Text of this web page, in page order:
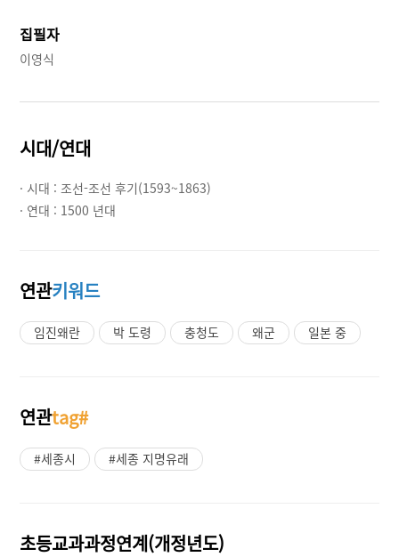
집필자
이영식
시대/연대
· 시대 : 조선-조선 후기(1593~1863)
· 연대 : 1500 년대
연관키워드
임진왜란 박 도령 충청도 왜군 일본 중
연관tag#
#세종시 #세종 지명유래
초등교과과정연계(개정년도)